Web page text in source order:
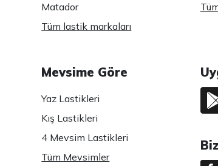
Matador
Tüm lastik markaları
Mevsime Göre
Yaz Lastikleri
Kış Lastikleri
4 Mevsim Lastikleri
Tüm Mevsimler